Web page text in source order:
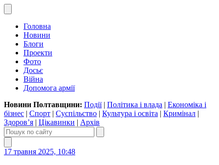
Головна
Новини
Блоги
Проекти
Фото
Досьє
Війна
Допомога армії
Новини Полтавщини: Події| Політика і влада | Економіка і
бізнес | Спорт | Суспільство | Культура і освіта | Кримінал |
Здоров’я | Цікавинки | Архів
17 травня 2025, 10:48